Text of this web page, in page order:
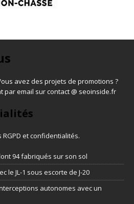
avez des projets de promotions ?
par email sur contact @ seoinside.fr
RGPD et confidentialités.
94 fabriqués sur son sol
le JL-1 sous escorte de J-20
autonomes avec un